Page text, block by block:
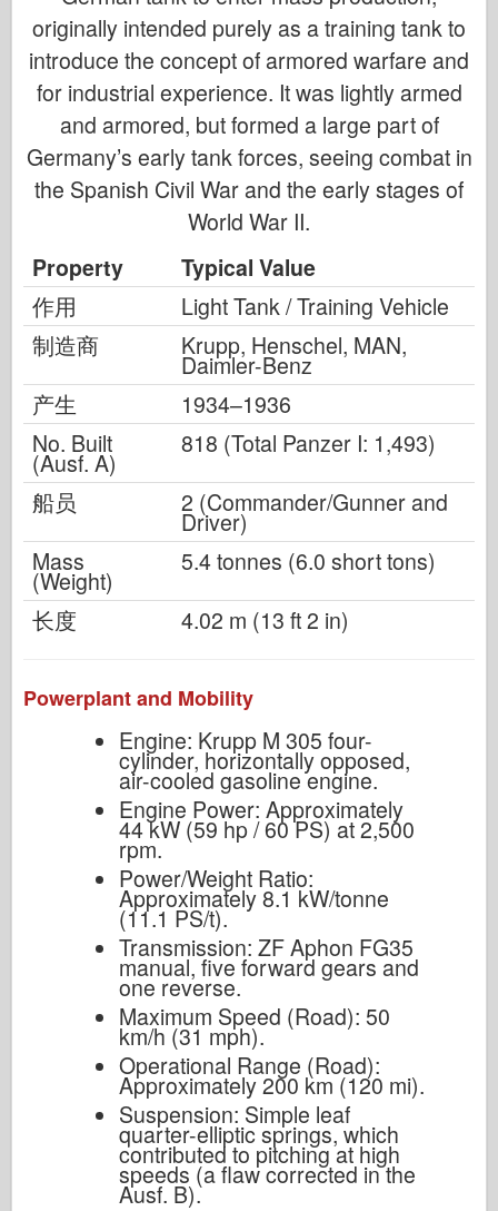
originally intended purely as a training tank to
introduce the concept of armored warfare and
for industrial experience. It was lightly armed
and armored, but formed a large part of
Germany’s early tank forces, seeing combat in
the Spanish Civil War and the early stages of
World War II.
Property
Typical Value
作用
Light Tank / Training Vehicle
制造商
Krupp, Henschel, MAN,
Daimler-Benz
产生
1934–1936
No. Built
(Ausf. A)
818 (Total Panzer I: 1,493)
船员
2 (Commander/Gunner and
Driver)
Mass
(Weight)
5.4 tonnes (6.0 short tons)
长度
4.02 m (13 ft 2 in)
Powerplant and Mobility
Engine: Krupp M 305 four-
cylinder, horizontally opposed,
air-cooled gasoline engine.
Engine Power: Approximately
44 kW (59 hp / 60 PS) at 2,500
rpm.
Power/Weight Ratio:
Approximately 8.1 kW/tonne
(11.1 PS/t).
Transmission: ZF Aphon FG35
manual, five forward gears and
one reverse.
Maximum Speed (Road): 50
km/h (31 mph).
Operational Range (Road):
Approximately 200 km (120 mi).
Suspension: Simple leaf
quarter-elliptic springs, which
contributed to pitching at high
speeds (a flaw corrected in the
Ausf. B).